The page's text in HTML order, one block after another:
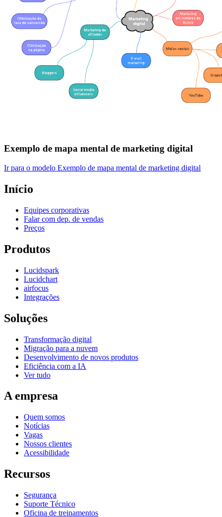
Exemplo de mapa mental de marketing digital
Ir para o modelo Exemplo de mapa mental de marketing digital
Início
Equipes corporativas
Falar com dep. de vendas
Preços
Produtos
Lucidspark
Lucidchart
airfocus
Integrações
Soluções
Transformação digital
Migração para a nuvem
Desenvolvimento de novos produtos
Eficiência com a IA
Ver tudo
A empresa
Quem somos
Notícias
Vagas
Nossos clientes
Acessibilidade
Recursos
Segurança
Suporte Técnico
Oficina de treinamentos